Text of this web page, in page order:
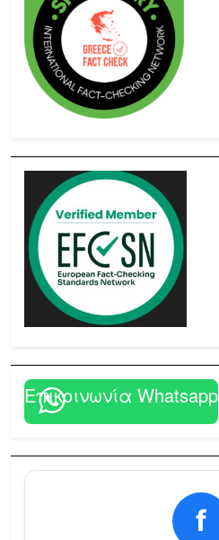
Επικοινωνία Whatsapp
f